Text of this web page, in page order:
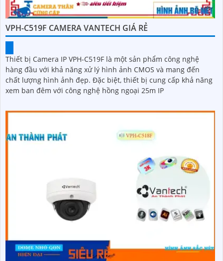
VPH-C519F CAMERA VANTECH GIÁ RẺ
Thiết bị Camera IP VPH-C519F là một sản phẩm công nghệ
hàng đầu với khả năng xử lý hình ảnh CMOS và mang đến
chất lượng hình ảnh đẹp. Đặc biệt, thiết bị cung cấp khả năng
xem ban đêm với công nghệ hồng ngoại 25m IP